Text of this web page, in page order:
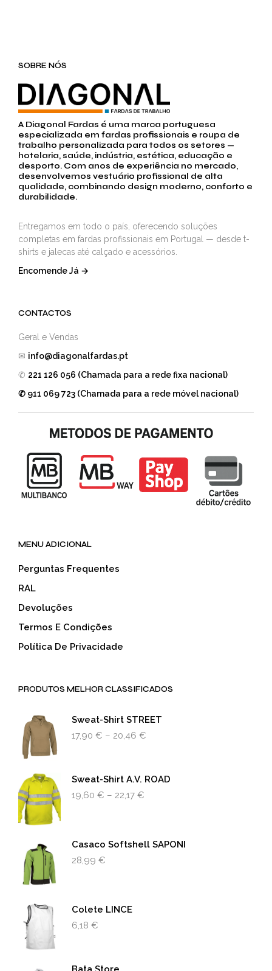
SOBRE NÓS
A Diagonal Fardas é uma marca portuguesa
especializada em fardas profissionais e roupa de
trabalho personalizada para todos os setores —
hotelaria, saúde, indústria, estética, educação e
desporto. Com anos de experiência no mercado,
desenvolvemos vestuário profissional de alta
qualidade, combinando design moderno, conforto e
durabilidade.
Entregamos em todo o país, oferecendo soluções
completas em fardas profissionais em Portugal — desde t-
shirts e jalecas até calçado e acessórios.
Encomende Já →
CONTACTOS
Geral e Vendas
✉ info@diagonalfardas.pt
✆ 221 126 056 (Chamada para a rede fixa nacional)
✆ 911 069 723 (Chamada para a rede móvel nacional)
MENU ADICIONAL
Perguntas Frequentes
RAL
Devoluções
Termos E Condições
Política De Privacidade
PRODUTOS MELHOR CLASSIFICADOS
Sweat-Shirt STREET
17,90 € – 20,46 €
Sweat-Shirt A.v. ROAD
19,60 € – 22,17 €
Casaco Softshell SAPONI
28,99 €
Colete LINCE
6,18 €